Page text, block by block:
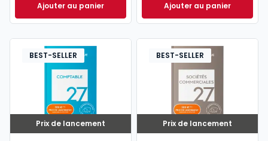
Ajouter au panierMémento Fiscal 2026 à 215,00 € TTC
Ajouter au panier
Mémento Social
Prix de lancement
BEST-SELLER
Prix de lancement
BEST-SELLER